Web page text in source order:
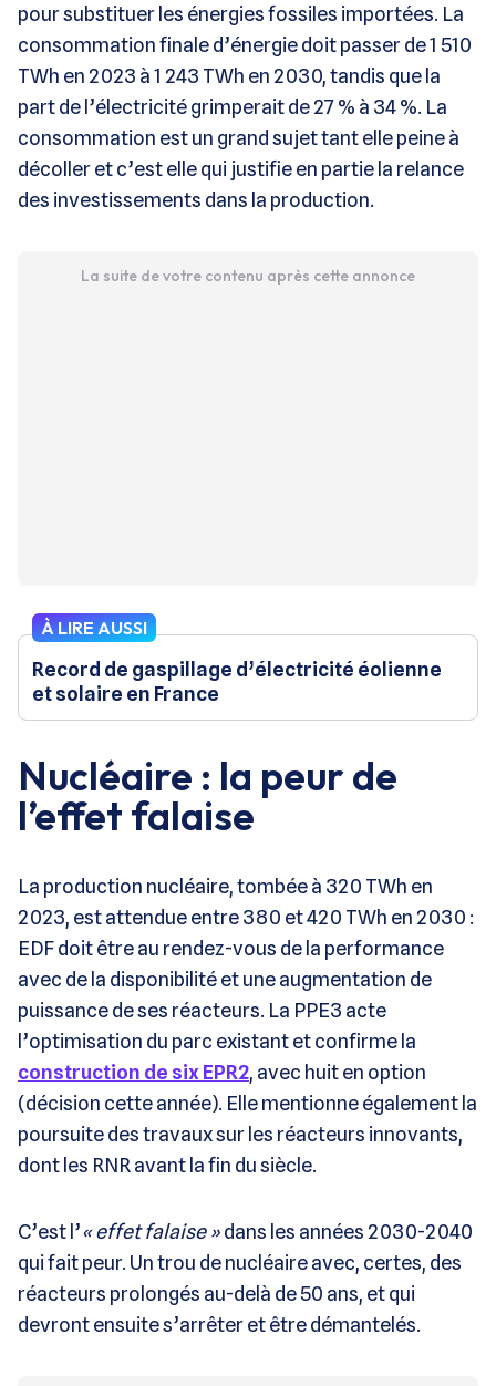
pour substituer les énergies fossiles importées. La
consommation finale d’énergie doit passer de 1 510
TWh en 2023 à 1 243 TWh en 2030, tandis que la
part de l’électricité grimperait de 27 % à 34 %. La
consommation est un grand sujet tant elle peine à
décoller et c’est elle qui justifie en partie la relance
des investissements dans la production.
La suite de votre contenu après cette annonce
À LIRE AUSSI
Record de gaspillage d’électricité éolienne
et solaire en France
Nucléaire : la peur de
l’effet falaise
La production nucléaire, tombée à 320 TWh en
2023, est attendue entre 380 et 420 TWh en 2030 :
EDF doit être au rendez-vous de la performance
avec de la disponibilité et une augmentation de
puissance de ses réacteurs. La PPE3 acte
l’optimisation du parc existant et confirme la
construction de six EPR2, avec huit en option
(décision cette année). Elle mentionne également la
poursuite des travaux sur les réacteurs innovants,
dont les RNR avant la fin du siècle.
C’est l’« effet falaise »dans les années 2030-2040
qui fait peur. Un trou de nucléaire avec, certes, des
réacteurs prolongés au-delà de 50 ans, et qui
devront ensuite s’arrêter et être démantelés.